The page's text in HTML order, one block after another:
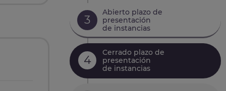
3
Abierto plazo de
presentación
de instancias
4
Cerrado plazo de
presentación
de instancias